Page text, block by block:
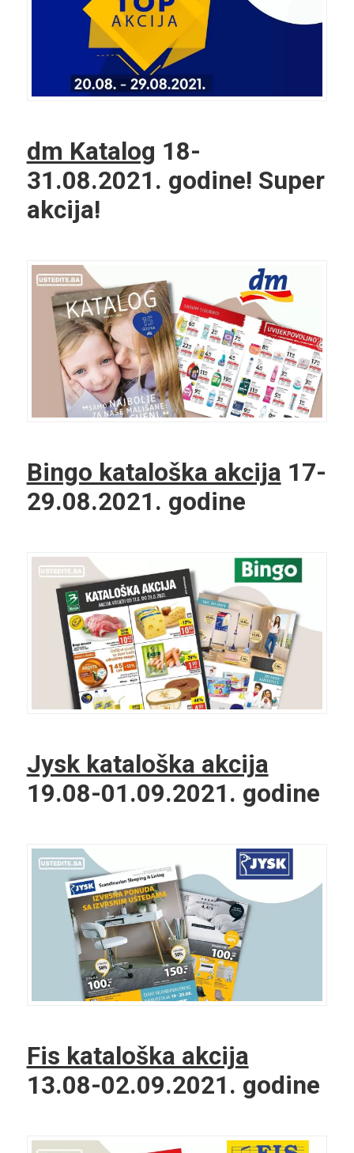
dm Katalog 18-
31.08.2021. godine! Super
akcija!
Bingo kataloška akcija 17-
29.08.2021. godine
Jysk kataloška akcija
19.08-01.09.2021. godine
Fis kataloška akcija
13.08-02.09.2021. godine